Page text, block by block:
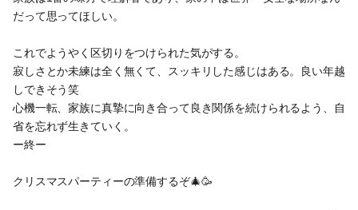
だって思ってほしい。
これでようやく区切りをつけられた気がする。
寂しさとか未練は全く無くて、スッキリした感じはある。良い年越
しできそう笑
心機一転、家族に真摯に向き合って良き関係を続けられるよう、自
省を忘れず生きていく。
ー終ー
クリスマスパーティーの準備するぞ🎄🥳